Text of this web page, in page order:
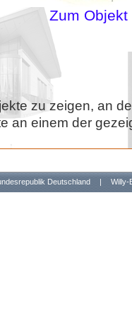
Zum Objekt
zu zeigen, an
an einem der
Deutschland | Willy-